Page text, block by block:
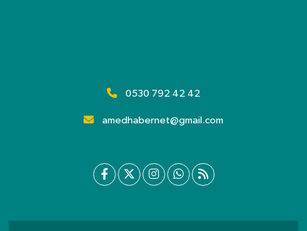
0530 792 42 42
amedhabernet@gmail.com